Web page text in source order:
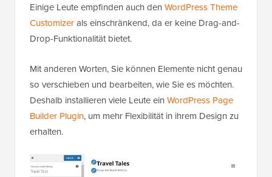
Einige Leute empfinden auch den WordPress Theme
Customizerals einschränkend, da er keine Drag-and-
Drop-Funktionalität bietet.
Mit anderen Worten, Sie können Elemente nicht genau
so verschieben und bearbeiten, wie Sie es möchten.
Deshalb installieren viele Leute ein WordPress Page
Builder Plugin, um mehr Flexibilität in ihrem Design zu
erhalten.